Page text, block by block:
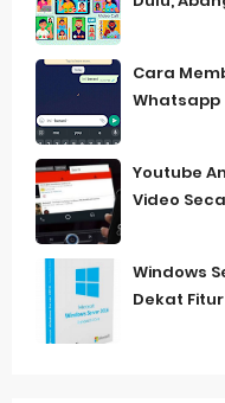
Cara
Whatsapp
Youtube
Video
Windows
Dekat